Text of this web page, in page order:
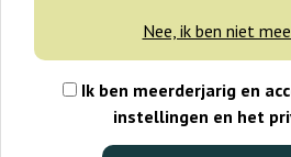
Nee, ik ben niet
Ik ben meerderjarig en
instellingen en het